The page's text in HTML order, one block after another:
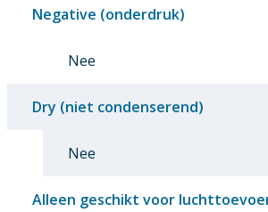
Negative (onderdruk)
Nee
Dry (niet condenserend)
Nee
Alleen geschikt voor